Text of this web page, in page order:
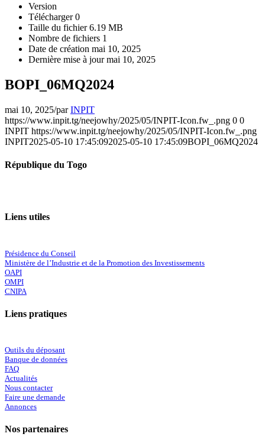
Version
Télécharger0
Taille du fichier6.19 MB
Nombre de fichiers 1
Date de création mai 10, 2025
Dernière mise à jourmai 10, 2025
BOPI_06MQ2024
mai 10, 2025/parINPIT
https://www.inpit.tg/neejowhy/2025/05/INPIT-Icon.fw_.png 0 0
INPIT https://www.inpit.tg/neejowhy/2025/05/INPIT-Icon.fw_.png
INPIT2025-05-10 17:45:092025-05-10 17:45:09BOPI_06MQ2024
République du Togo
Liens utiles
Présidence du Conseil
Ministère de l’Industrie et de la Promotion des Investissements
OAPI
OMPI
CNIPA
Liens pratiques
Outils du déposant
Banque de données
FAQ
Actualités
Nous contacter
Faire une demande
Annonces
Nos partenaires